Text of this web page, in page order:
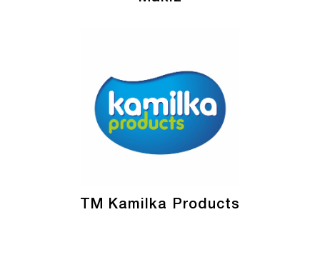
TM Kamilka Products